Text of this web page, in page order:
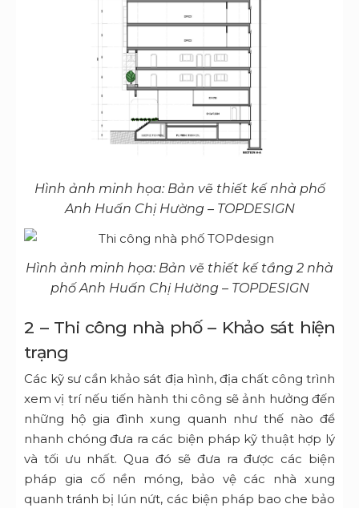
Hình ảnh minh họa: Bản vẽ thiết kế nhà phố
Anh Huấn Chị Hường – TOPDESIGN
Hình ảnh minh họa: Bản vẽ thiết kế tầng 2 nhà
phố Anh Huấn Chị Hường – TOPDESIGN
2 – Thi công nhà phố – Khảo sát hiện
trạng
Các kỹ sư cần khảo sát địa hình, địa chất công trình
xem vị trí nếu tiến hành thi công sẽ ảnh hưởng đến
những hộ gia đình xung quanh như thế nào để
nhanh chóng đưa ra các biện pháp kỹ thuật hợp lý
và tối ưu nhất. Qua đó sẽ đưa ra được các biện
pháp gia cố nền móng, bảo vệ các nhà xung
quanh tránh bị lún nứt, các biện pháp bao che bảo